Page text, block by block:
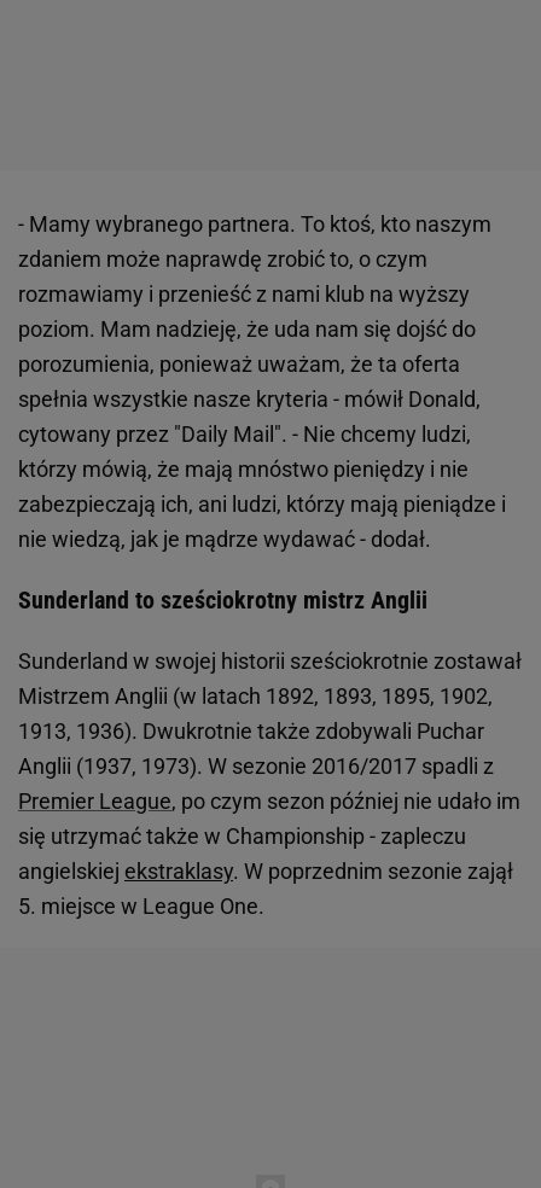
- Mamy wybranego partnera. To ktoś, kto naszym
zdaniem może naprawdę zrobić to, o czym
rozmawiamy i przenieść z nami klub na wyższy
poziom. Mam nadzieję, że uda nam się dojść do
porozumienia, ponieważ uważam, że ta oferta
spełnia wszystkie nasze kryteria - mówił Donald,
cytowany przez "Daily Mail". - Nie chcemy ludzi,
którzy mówią, że mają mnóstwo pieniędzy i nie
zabezpieczają ich, ani ludzi, którzy mają pieniądze i
nie wiedzą, jak je mądrze wydawać - dodał.
Sunderland to sześciokrotny mistrz Anglii
Sunderland w swojej historii sześciokrotnie zostawał
Mistrzem Anglii (w latach 1892, 1893, 1895, 1902,
1913, 1936). Dwukrotnie także zdobywali Puchar
Anglii (1937, 1973). W sezonie 2016/2017 spadli z
Premier League, po czym sezon później nie udało im
się utrzymać także w Championship - zapleczu
angielskiej ekstraklasy. W poprzednim sezonie zajął
5. miejsce w League One.